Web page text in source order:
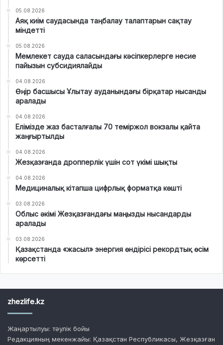
05.08.2026
Аяқ киім саудасында таңбалау талаптарын сақтау
міндетті
05.08.2026
Мемлекет сауда саласындағы кәсіпкерлерге несие
пайызын субсидиялайды
04.08.2026
Өңір басшысы Ұлытау ауданындағы бірқатар нысанды
аралады
04.08.2026
Елімізде жаз басталғалы 70 теміржол вокзалы қайта
жаңғыртылды
04.08.2026
Жезқазғанда дропперлік үшін сот үкімі шықты
04.08.2026
Медициналық кітапша цифрлық форматқа көшті
03.08.2026
Облыс әкімі Жезқазғандағы маңызды нысандарды
аралады
03.08.2026
Қазақстанда «жасыл» энергия өндірісі рекордтық өсім
көрсетті
zhezlife.kz
Жаңартылуы: тәулік бойы
Редакцияның мекенжайы: Қазақстан Республикасы, Жезқазған